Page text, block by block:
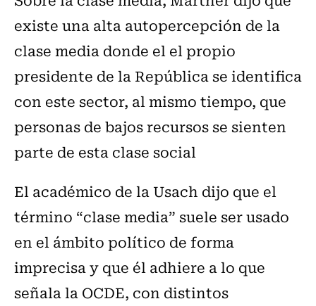
existe una alta autopercepción de la
clase media donde el el propio
presidente de la República se identifica
con este sector, al mismo tiempo, que
personas de bajos recursos se sienten
parte de esta clase social
El académico de la Usach dijo que el
término “clase media” suele ser usado
en el ámbito político de forma
imprecisa y que él adhiere a lo que
señala la OCDE, con distintos